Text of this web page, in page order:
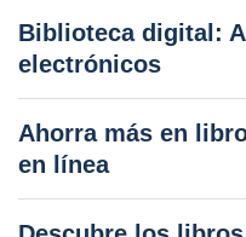
Biblioteca digital:
electrónicos
Ahorra más en
en línea